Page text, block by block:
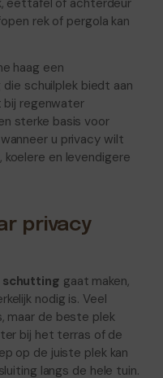
rek of pergola kan
haag een
schuilplek biedt aan
bij regenwater
sterke basis voor
u privacy wilt
en levendigere
privacy
gaat maken,
nodig is. Veel
maar de beste plek
bij het terras of de
op de juiste plek kan
langs de hele tuin.